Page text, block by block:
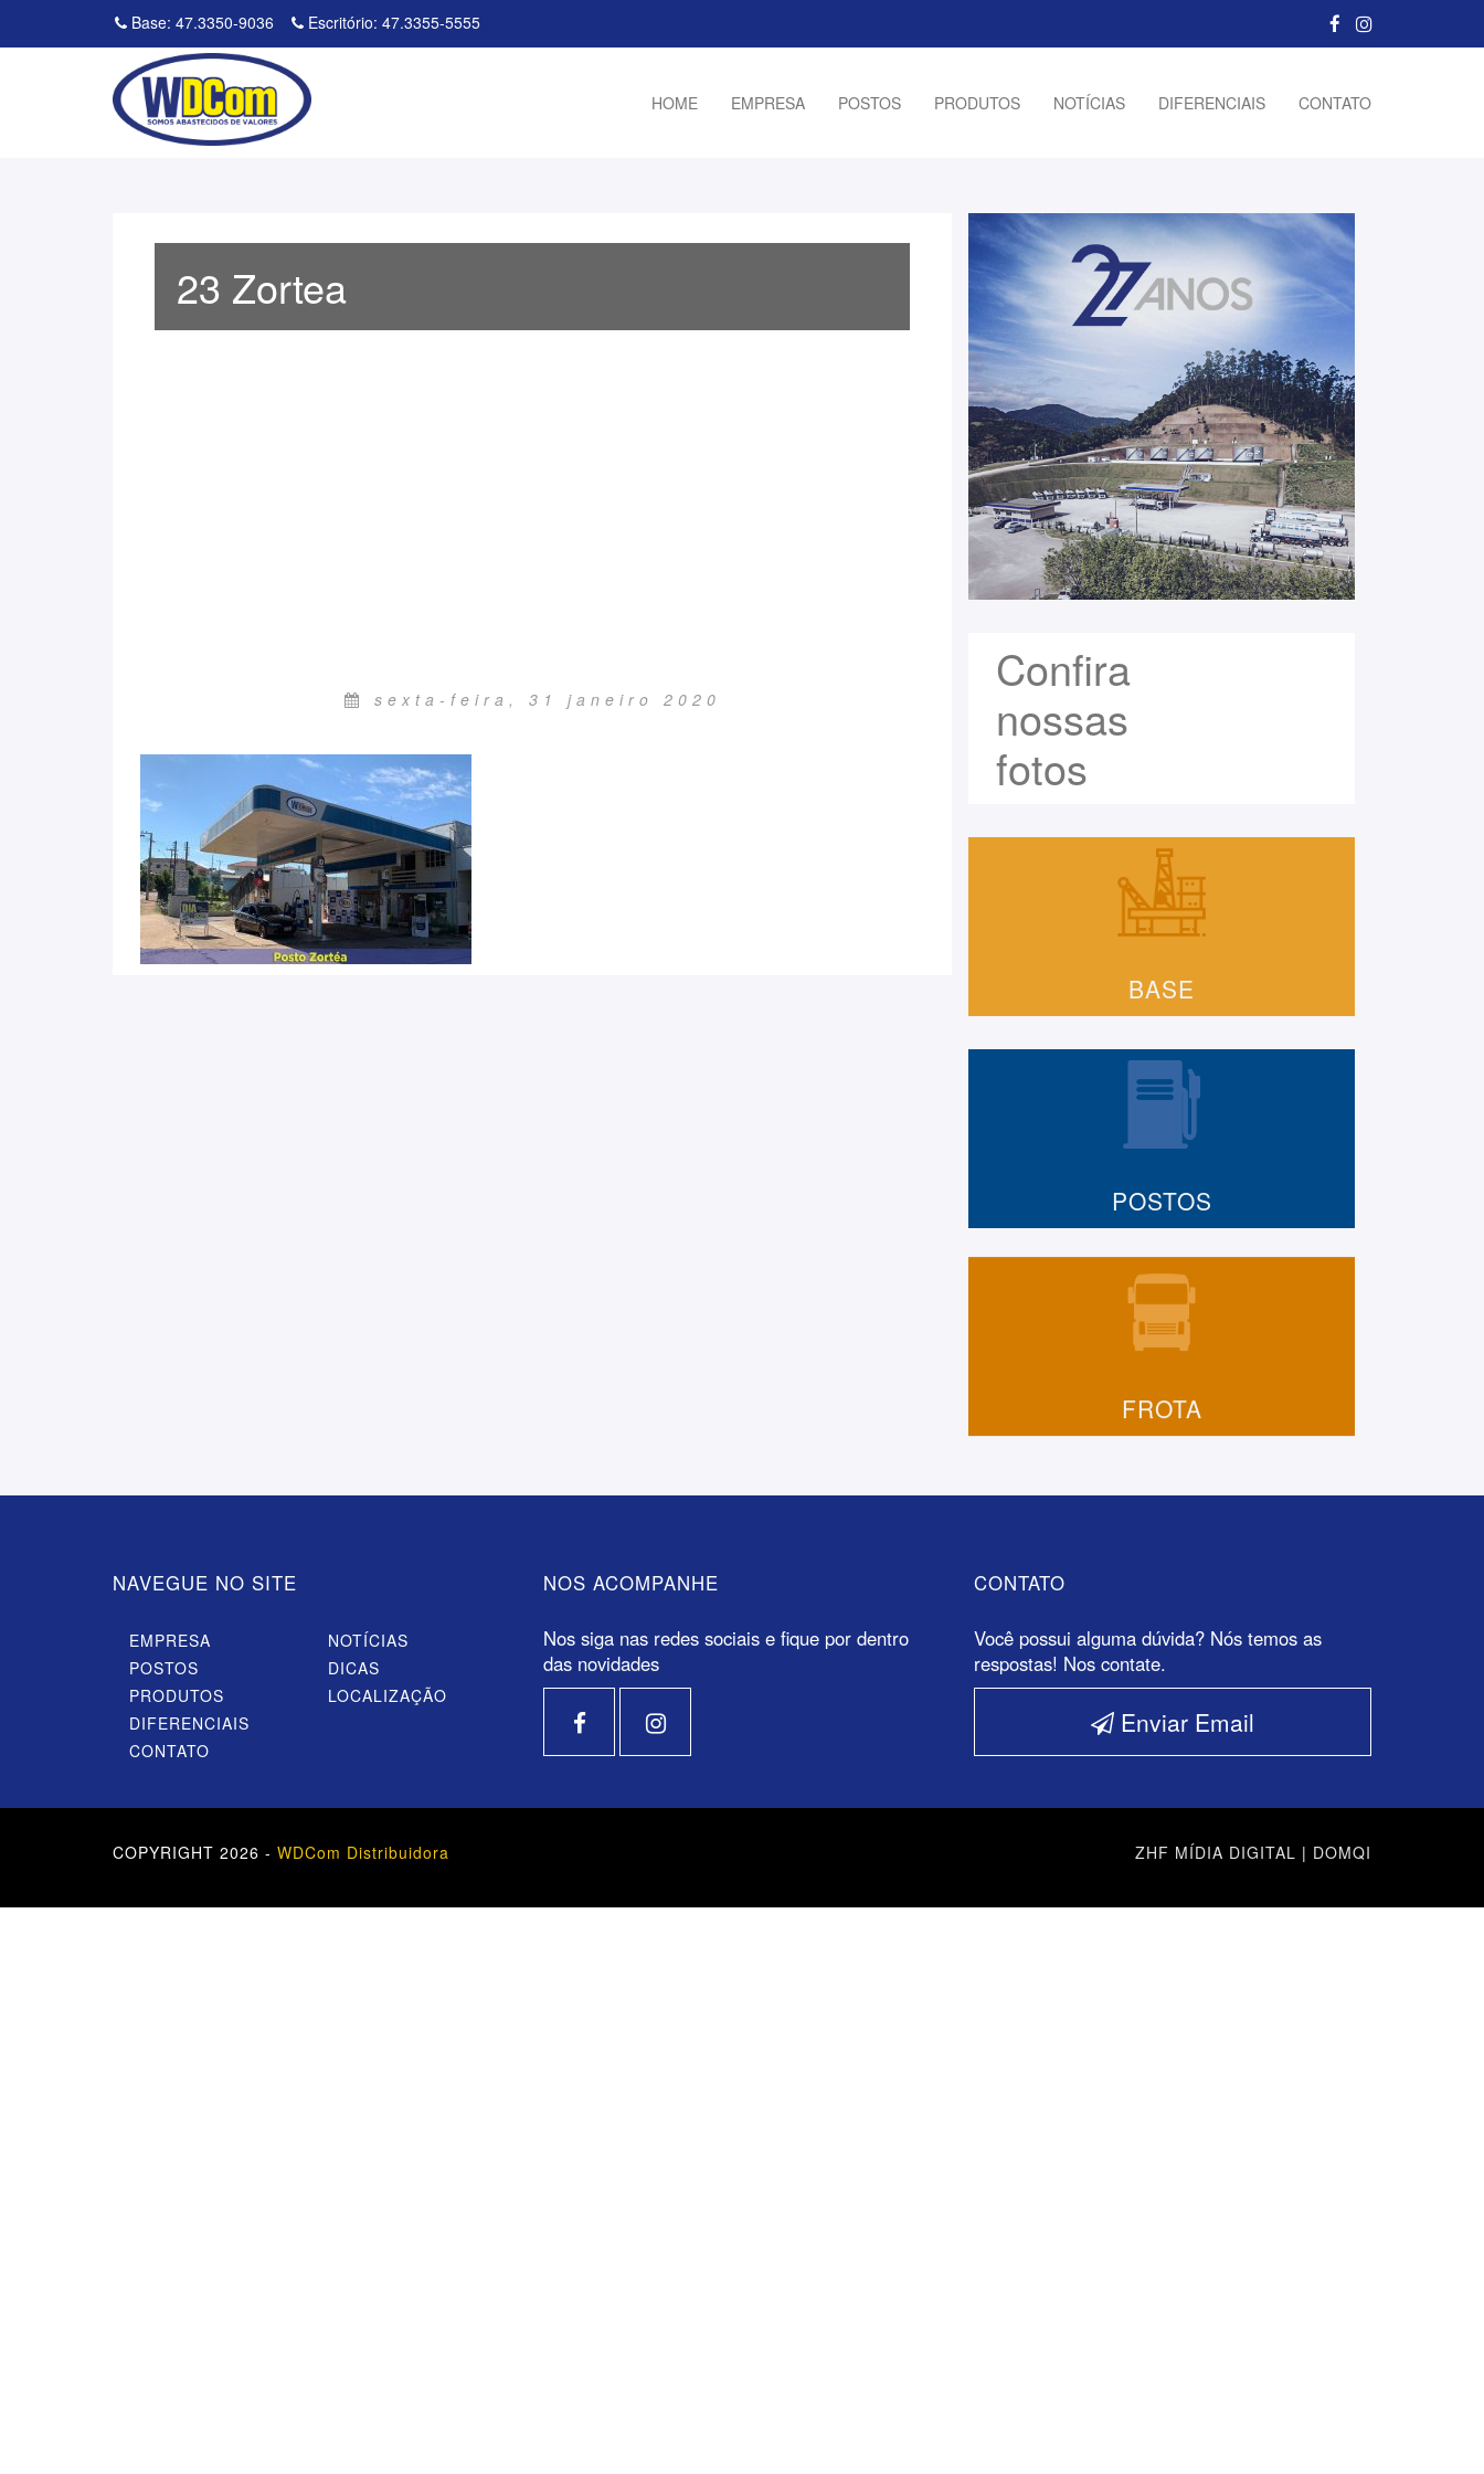
Base: 47.3350-9036 Escritório: 47.3355-5555
HOME EMPRESA POSTOS PRODUTOS NOTÍCIAS DIFERENCIAIS CONTATO
23 Zortea
sexta-feira, 31 janeiro 2020
Confira
nossas
fotos
BASE
POSTOS
FROTA
NAVEGUE NO SITE
EMPRESA
POSTOS
PRODUTOS
DIFERENCIAIS
CONTATO
NOTÍCIAS
DICAS
LOCALIZAÇÃO
NOS ACOMPANHE
Nos siga nas redes sociais e fique por dentro
das novidades
CONTATO
Você possui alguma dúvida? Nós temos as
respostas! Nos contate.
Enviar Email
COPYRIGHT 2026 - WDCom Distribuidora ZHF MÍDIA DIGITAL | DOMQI